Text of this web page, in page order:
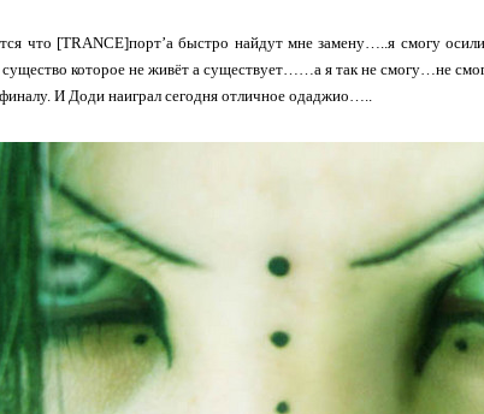
что [TRANCE]порт’а быстро найдут мне замену…..я смогу
которое не живёт а существует……а я так не смогу…не
И Доди наиграл сегодня отличное одаджио…..